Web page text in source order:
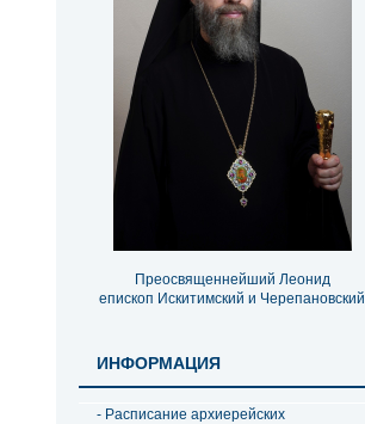
Преосвященнейший Леонид
епископ Искитимский и Черепановский
ИНФОРМАЦИЯ
- Расписание архиерейских